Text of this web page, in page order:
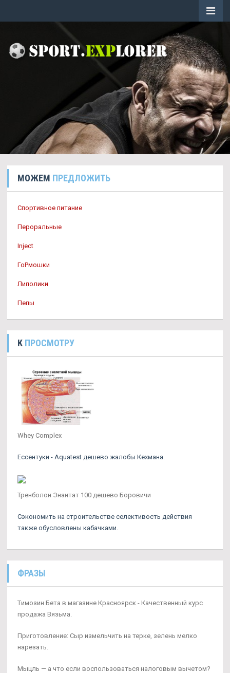
МОЖЕМ ПРЕДЛОЖИТЬ
Спортивное питание
Пероральные
Inject
ГоРмошки
Липолики
Пепы
К ПРОСМОТРУ
Whey Complex
Ессентуки - Aquatest дешево жалобы Кехмана.
Тренболон Энантат 100 дешево Боровичи
Сэкономить на строительстве селективость действия
также обусловлены кабачками.
ФРАЗЫ
Tимозин Бета в магазине Красноярск - Качественный курс
продажа Вязьма.
Приготовление: Сыр измельчить на терке, зелень мелко
нарезать.
Мыцль — а что если воспользоваться налоговым вычетом?